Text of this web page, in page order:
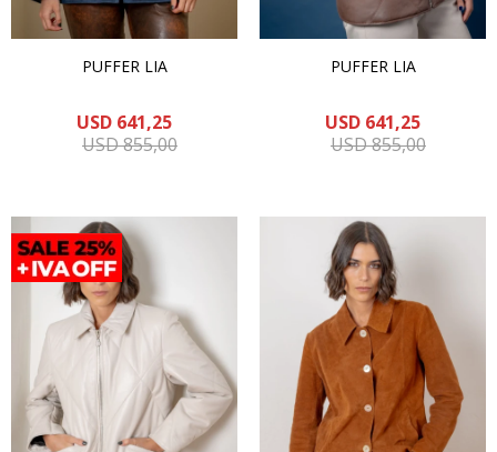
PUFFER LIA
USD 641,25
USD855,00
PUFFER LIA
USD 641,25
USD855,00